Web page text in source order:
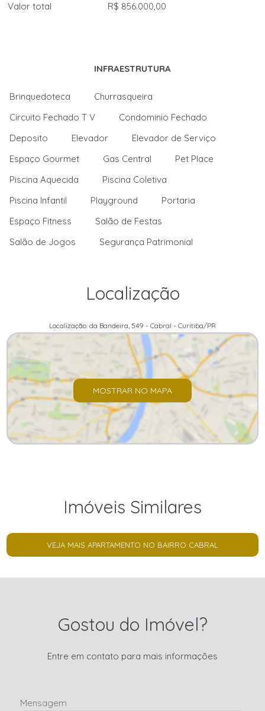
Valor total
R$ 856.000,00
INFRAESTRUTURA
Brinquedoteca
Churrasqueira
Circuito Fechado T V
Condominio Fechado
Deposito
Elevador
Elevador de Serviço
Espaço Gourmet
Gas Central
Pet Place
Piscina Aquecida
Piscina Coletiva
Piscina Infantil
Playground
Portaria
Espaço Fitness
Salão de Festas
Salão de Jogos
Segurança Patrimonial
Localização
Localização: da Bandeira, 549 - Cabral - Curitiba/PR
MOSTRAR NO MAPA
Imóveis Similares
VEJA MAIS APARTAMENTO NO BAIRRO CABRAL
Gostou do Imóvel?
Entre em contato para mais informações
Mensagem